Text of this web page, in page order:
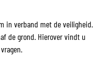
in verband met de veiligheid.
de grond. Hierover vindt u